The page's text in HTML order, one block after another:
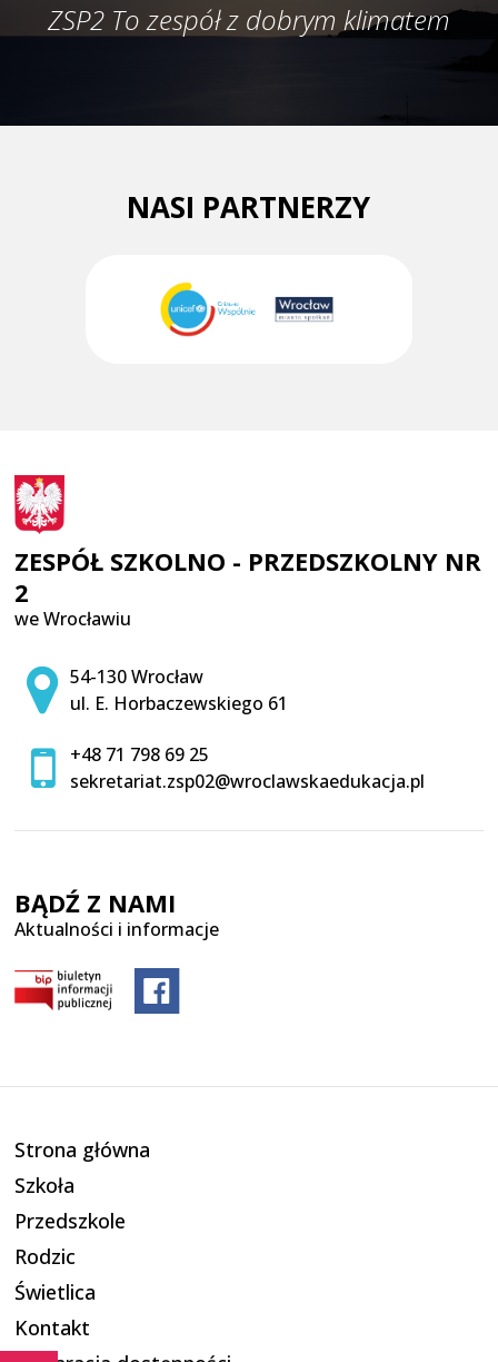
ZSP2 To zespół z dobrym klimatem
NASI PARTNERZY
ZESPÓŁ SZKOLNO - PRZEDSZKOLNY NR
2
we Wrocławiu
Adres pocztowy:
54-130 Wrocław
ul. E. Horbaczewskiego 61
+48 71 798 69 25
sekretariat.zsp02@wroclawskaedukacja.pl
BĄDŹ Z NAMI
Aktualności i informacje
Strona główna
Szkoła
Przedszkole
Rodzic
Świetlica
Kontakt